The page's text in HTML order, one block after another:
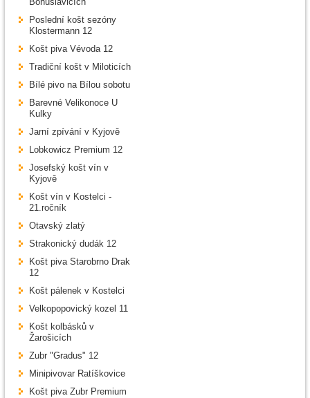
Poslední košt sezóny
Klostermann 12
Košt piva Vévoda 12
Tradiční košt v Miloticích
Bílé pivo na Bílou sobotu
Barevné Velikonoce U
Kulky
Jarní zpívání v Kyjově
Lobkowicz Premium 12
Josefský košt vín v
Kyjově
Košt vín v Kostelci -
21.ročník
Otavský zlatý
Strakonický dudák 12
Košt piva Starobrno Drak
12
Košt pálenek v Kostelci
Velkopopovický kozel 11
Košt kolbásků v
Žarošicích
Zubr "Gradus" 12
Minipivovar Ratíškovice
Košt piva Zubr Premium